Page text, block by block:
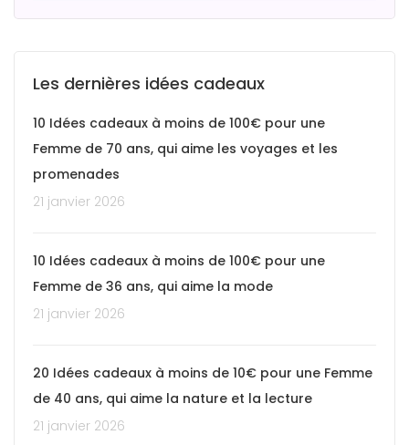
Les dernières idées cadeaux
10 Idées cadeaux à moins de 100€ pour une
Femme de 70 ans, qui aime les voyages et les
promenades
21 janvier 2026
10 Idées cadeaux à moins de 100€ pour une
Femme de 36 ans, qui aime la mode
21 janvier 2026
20 Idées cadeaux à moins de 10€ pour une Femme
de 40 ans, qui aime la nature et la lecture
21 janvier 2026